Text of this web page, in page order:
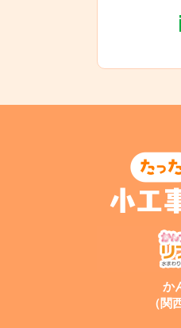
か
（関